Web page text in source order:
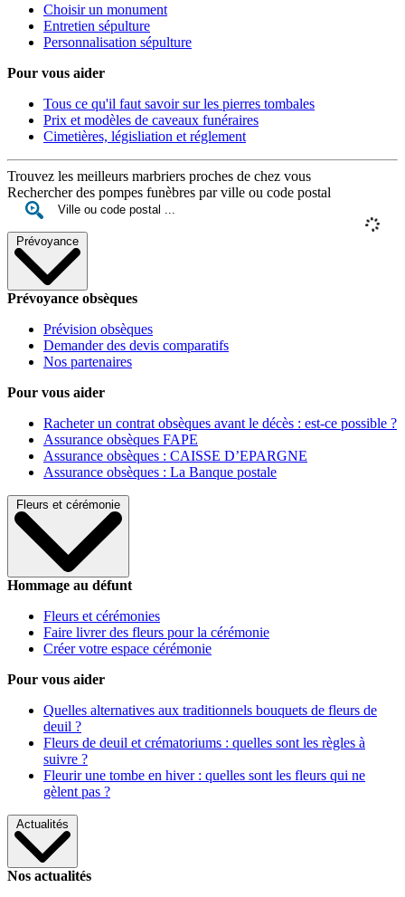
Choisir un monument
Entretien sépulture
Personnalisation sépulture
Pour vous aider
Tous ce qu'il faut savoir sur les pierres tombales
Prix et modèles de caveaux funéraires
Cimetières, législiation et réglement
Trouvez les meilleurs marbriers proches de chez vous
Rechercher des pompes funèbres par ville ou code postal
Prévoyance
Prévoyance obsèques
Prévision obsèques
Demander des devis comparatifs
Nos partenaires
Pour vous aider
Racheter un contrat obsèques avant le décès : est-ce possible ?
Assurance obsèques FAPE
Assurance obsèques : CAISSE D’EPARGNE
Assurance obsèques : La Banque postale
Fleurs et cérémonie
Hommage au défunt
Fleurs et cérémonies
Faire livrer des fleurs pour la cérémonie
Créer votre espace cérémonie
Pour vous aider
Quelles alternatives aux traditionnels bouquets de fleurs de
deuil ?
Fleurs de deuil et crématoriums : quelles sont les règles à
suivre ?
Fleurir une tombe en hiver : quelles sont les fleurs qui ne
gèlent pas ?
Actualités
Nos actualités